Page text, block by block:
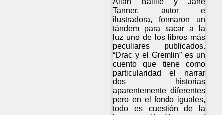
Tanner, autor e
ilustradora, formaron un
tándem para sacar a la
luz uno de los libros más
peculiares publicados.
“Drac y el Gremlin” es un
cuento que tiene como
particularidad el narrar
dos historias
aparentemente diferentes
pero en el fondo iguales,
todo es cuestión de la